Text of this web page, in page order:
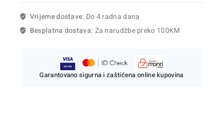
Vrijeme dostave: Do 4 radna dana
Besplatna dostava: Za narudžbe preko 100KM
Garantovano sigurna i zaštićena online kupovina